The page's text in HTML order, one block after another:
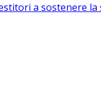
a sostenere